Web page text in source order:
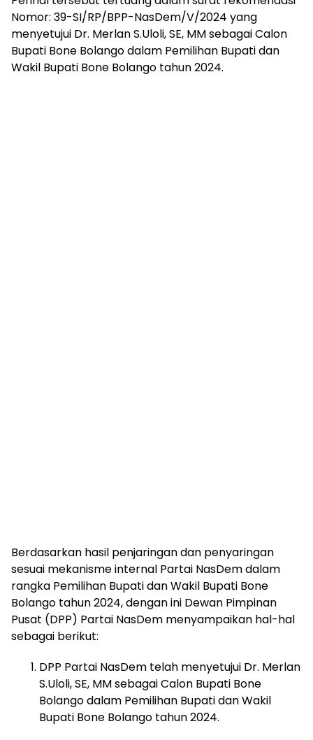
Nomor: 39-SI/RP/BPP-NasDem/V/2024 yang
menyetujui Dr. Merlan S.Uloli, SE, MM sebagai Calon
Bupati Bone Bolango dalam Pemilihan Bupati dan
Wakil Bupati Bone Bolango tahun 2024.
Berdasarkan hasil penjaringan dan penyaringan
sesuai mekanisme internal Partai NasDem dalam
rangka Pemilihan Bupati dan Wakil Bupati Bone
Bolango tahun 2024, dengan ini Dewan Pimpinan
Pusat (DPP) Partai NasDem menyampaikan hal-hal
sebagai berikut:
DPP Partai NasDem telah menyetujui Dr. Merlan
S.Uloli, SE, MM sebagai Calon Bupati Bone
Bolango dalam Pemilihan Bupati dan Wakil
Bupati Bone Bolango tahun 2024.